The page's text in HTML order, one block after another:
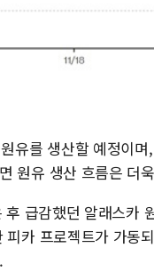
유를 생산할 예정이
원유 생산 흐름은 더
급감했던 알래스카
카 프로젝트가 가동